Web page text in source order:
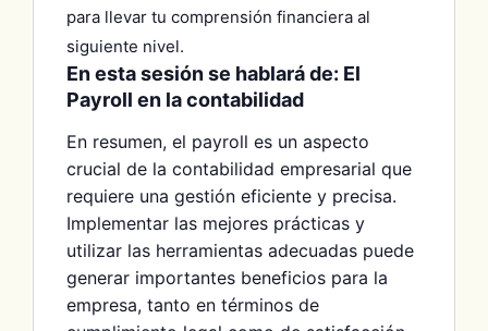
para llevar tu comprensión financiera al
siguiente nivel.
En esta sesión se hablará de: El
Payroll en la contabilidad
En resumen, el payroll es un aspecto
crucial de la contabilidad empresarial que
requiere una gestión eficiente y precisa.
Implementar las mejores prácticas y
utilizar las herramientas adecuadas puede
generar importantes beneficios para la
empresa, tanto en términos de